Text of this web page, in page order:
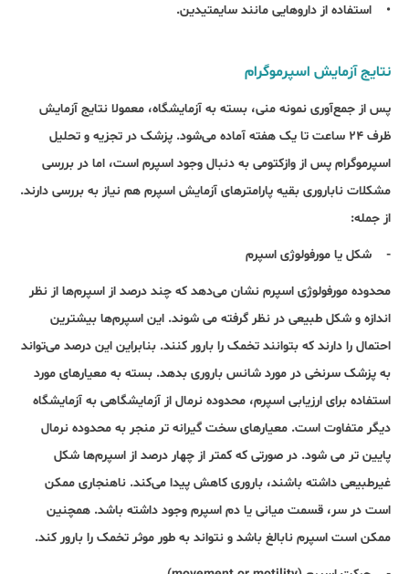
• استفاده از داروهایی مانند سایمتیدین.
نتایج آزمایش اسپرموگرام
پس از جمع‌آوری نمونه منی، بسته به آزمایشگاه، معمولا نتایج آزمایش
ظرف ۲۴ ساعت تا یک هفته آماده می‌شود. پزشک در تجزیه و تحلیل
اسپرموگرام پس از وازکتومی به دنبال وجود اسپرم است، اما در بررسی
مشکلات نا‌باروری بقیه پارامترهای آزمایش اسپرم هم نیاز به بررسی دارند.
از جمله:
- شکل یا مورفولوژی اسپرم
محدوده مورفولوژی اسپرم نشان می‌دهد که چند درصد از اسپرم‌ها از نظر
اندازه و شکل طبیعی در نظر گرفته می شوند. این اسپرم‌ها بیشترین
احتمال را دارند که بتوانند تخمک را بارور کنند. بنابراین این درصد می‌تواند
به پزشک سرنخی در مورد شانس باروری بدهد. بسته به معیارهای مورد
استفاده برای ارزیابی اسپرم، محدوده نرمال از آزمایشگاهی به آزمایشگاه
دیگر متفاوت است. معیارهای سخت گیرانه تر منجر به محدوده نرمال
پایین تر می شود. در صورتی که کمتر از چهار درصد از اسپرم‌ها شکل
غیرطبیعی داشته باشند، باروری کاهش پیدا می‌کند. ناهنجاری‌ ممکن
است در سر، قسمت میانی یا دم اسپرم وجود داشته باشد. همچنین
ممکن است اسپرم نابالغ باشد و نتواند به طور موثر تخمک را بارور کند.